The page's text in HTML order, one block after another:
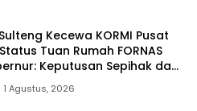
Kecewa KORMI Pusat
Tuan Rumah FORNAS
Keputusan Sepihak dan
1 Agustus, 2026